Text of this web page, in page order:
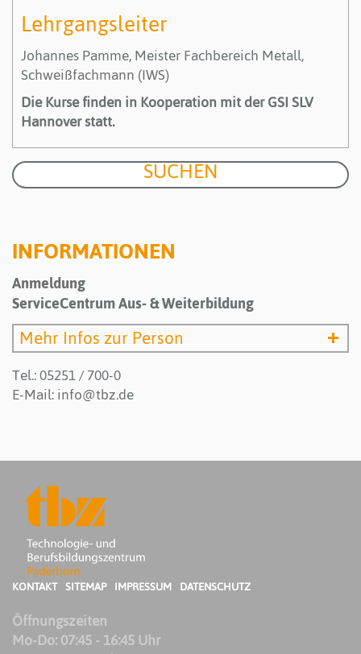
Lehrgangsleiter
Johannes Pamme, Meister Fachbereich Metall,
Schweißfachmann (IWS)
Die Kurse finden in Kooperation mit der GSI SLV
Hannover statt.
INFORMATIONEN
Anmeldung
ServiceCentrum Aus- & Weiterbildung
Mehr Infos zur Person
Tel.: 05251 / 700-0
E-Mail:info@tbz.de
KONTAKT SITEMAP IMPRESSUM DATENSCHUTZ
Öffnungszeiten
Mo-Do: 07:45 - 16:45 Uhr